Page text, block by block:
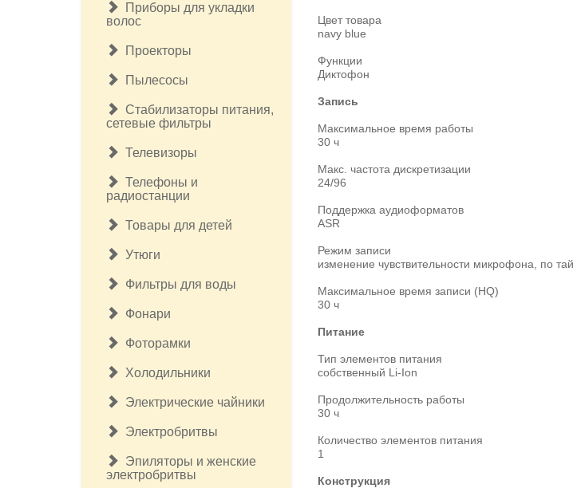
Приборы для укладки
волос
Проекторы
Пылесосы
Стабилизаторы питания,
сетевые фильтры
Телевизоры
Телефоны и
радиостанции
Товары для детей
Утюги
Фильтры для воды
Фонари
Фоторамки
Холодильники
Электрические чайники
Электробритвы
Эпиляторы и женские
электробритвы
Цвет товара
navy blue
Функции
Диктофон
Запись
Максимальное время работы
30 ч
Макс. частота дискретизации
24/96
Поддержка аудиоформатов
ASR
Режим записи
изменение чувствительности микрофона, по
Максимальное время записи (HQ)
30 ч
Питание
Тип элементов питания
собственный Li-Ion
Продолжительность работы
30 ч
Количество элементов питания
1
Конструкция